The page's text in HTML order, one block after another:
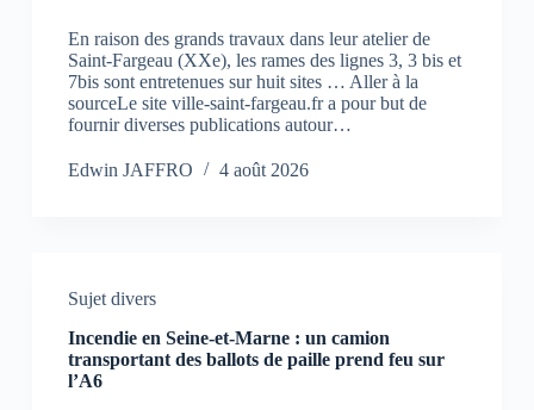
En raison des grands travaux dans leur atelier de
Saint-Fargeau (XXe), les rames des lignes 3, 3 bis et
7bis sont entretenues sur huit sites … Aller à la
sourceLe site ville-saint-fargeau.fr a pour but de
fournir diverses publications autour…
Edwin JAFFRO 4 août 2026
Sujet divers
Incendie en Seine-et-Marne : un camion
transportant des ballots de paille prend feu sur
l’A6